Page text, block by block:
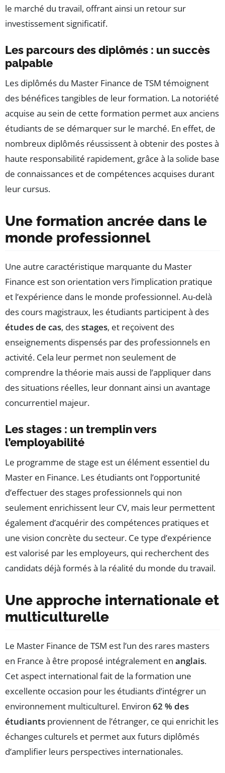
le marché du travail, offrant ainsi un retour sur
investissement significatif.
Les parcours des diplômés : un succès
palpable
Les diplômés du Master Finance de TSM témoignent
des bénéfices tangibles de leur formation. La notoriété
acquise au sein de cette formation permet aux anciens
étudiants de se démarquer sur le marché. En effet, de
nombreux diplômés réussissent à obtenir des postes à
haute responsabilité rapidement, grâce à la solide base
de connaissances et de compétences acquises durant
leur cursus.
Une formation ancrée dans le
monde professionnel
Une autre caractéristique marquante du Master
Finance est son orientation vers l’implication pratique
et l’expérience dans le monde professionnel. Au-delà
des cours magistraux, les étudiants participent à des
études de cas, desstages, et reçoivent des
enseignements dispensés par des professionnels en
activité. Cela leur permet non seulement de
comprendre la théorie mais aussi de l’appliquer dans
des situations réelles, leur donnant ainsi un avantage
concurrentiel majeur.
Les stages : un tremplin vers
l’employabilité
Le programme de stage est un élément essentiel du
Master en Finance. Les étudiants ont l’opportunité
d’effectuer des stages professionnels qui non
seulement enrichissent leur CV, mais leur permettent
également d’acquérir des compétences pratiques et
une vision concrète du secteur. Ce type d’expérience
est valorisé par les employeurs, qui recherchent des
candidats déjà formés à la réalité du monde du travail.
Une approche internationale et
multiculturelle
Le Master Finance de TSM est l’un des rares masters
en France à être proposé intégralement en anglais.
Cet aspect international fait de la formation une
excellente occasion pour les étudiants d’intégrer un
environnement multiculturel. Environ 62 % des
étudiants proviennent de l’étranger, ce qui enrichit les
échanges culturels et permet aux futurs diplômés
d’amplifier leurs perspectives internationales.